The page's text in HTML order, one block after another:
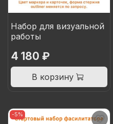
Набор для визуальной
работы
4 180 ₽
В корзину
-5%